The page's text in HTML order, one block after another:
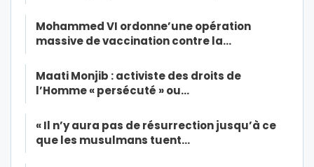
Mohammed VI ordonne’une opération
massive de vaccination contre la…
Maati Monjib : activiste des droits de
l’Homme « persécuté » ou…
« Il n’y aura pas de résurrection jusqu’à ce
que les musulmans tuent…